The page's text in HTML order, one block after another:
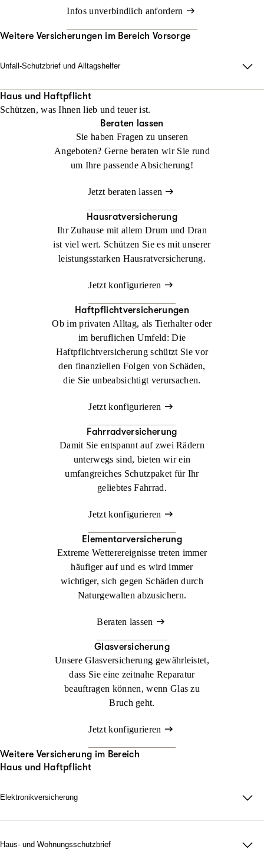
Infos unverbindlich anfordern
Weitere Versicherungen im Bereich Vorsorge
Unfall-Schutzbrief und Alltagshelfer
Ihr Alltag nach einem Unfall innerhalb von 48 Stunden neu
organisiert ist.
Jetzt konfigurieren Jetzt beraten lassen
Haus und Haftpflicht
Schützen, was Ihnen lieb und teuer ist.
Beraten lassen
Sie haben Fragen zu unseren
Angeboten? Gerne beraten wir Sie rund
um Ihre passende Absicherung!
Jetzt beraten lassen
Hausratversicherung
Ihr Zuhause mit allem Drum und Dran
ist viel wert. Schützen Sie es mit unserer
leistungsstarken Hausratversicherung.
Jetzt konfigurieren
Haftpflichtversicherungen
Ob im privaten Alltag, als Tierhalter oder
im beruflichen Umfeld: Die
Haftpflichtversicherung schützt Sie vor
den finanziellen Folgen von Schäden,
die Sie unbeabsichtigt verursachen.
Jetzt konfigurieren
Fahrradversicherung
Damit Sie entspannt auf zwei Rädern
unterwegs sind, bieten wir ein
umfangreiches Schutzpaket für Ihr
geliebtes Fahrrad.
Jetzt konfigurieren
Elementarversicherung
Extreme Wetterereignisse treten immer
häufiger auf und es wird immer
wichtiger, sich gegen Schäden durch
Naturgewalten abzusichern.
Beraten lassen
Glasversicherung
Unsere Glasversicherung gewährleistet,
dass Sie eine zeitnahe Reparatur
beauftragen können, wenn Glas zu
Bruch geht.
Jetzt konfigurieren
Weitere Versicherung im Bereich
Haus und Haftpflicht
Elektronikversicherung
Bei uns können Sie mit der Elektronikversicherung nahezu alle
Haus- und Wohnungsschutzbrief